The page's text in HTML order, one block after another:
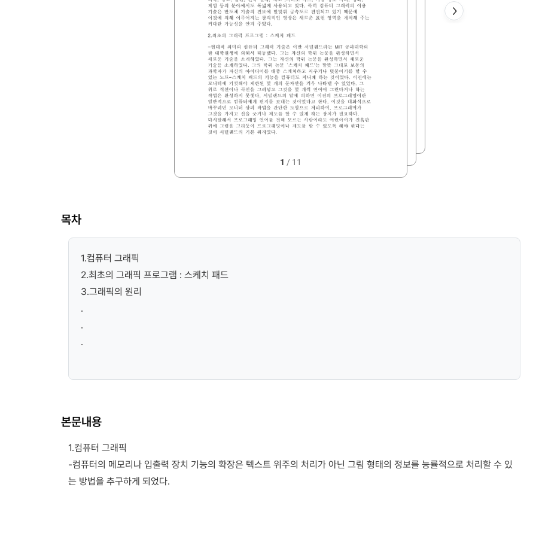
1 / 11
목차
1.컴퓨터 그래픽
2.최초의 그래픽 프로그램 : 스케치 패드
3.그래픽의 원리
.
.
.
본문내용
1.컴퓨터 그래픽
-컴퓨터의 메모리나 입출력 장치 기능의 확장은 텍스트 위주의 처리가 아닌 그림 형태의 정보를 능률적으로 처리할 수 있
는 방법을 추구하게 되었다.